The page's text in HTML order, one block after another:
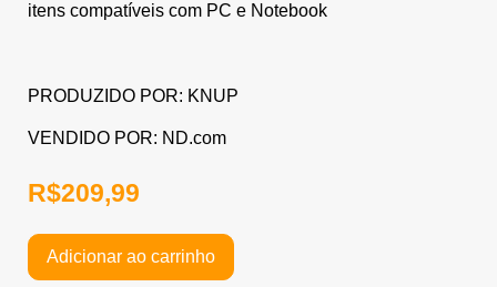
itens compatíveis com PC e Notebook
PRODUZIDO POR: KNUP
VENDIDO POR: ND.com
R$209,99
Adicionar ao carrinho